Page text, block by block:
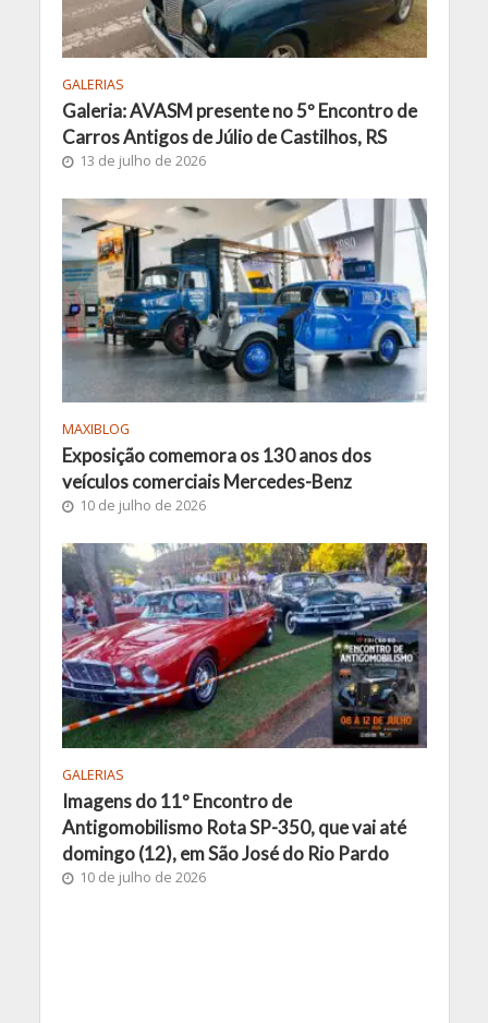
GALERIAS
Galeria: AVASM presente no 5º Encontro de
Carros Antigos de Júlio de Castilhos, RS
13 de julho de 2026
MAXIBLOG
Exposição comemora os 130 anos dos
veículos comerciais Mercedes-Benz
10 de julho de 2026
GALERIAS
Imagens do 11º Encontro de
Antigomobilismo Rota SP-350, que vai até
domingo (12), em São José do Rio Pardo
10 de julho de 2026